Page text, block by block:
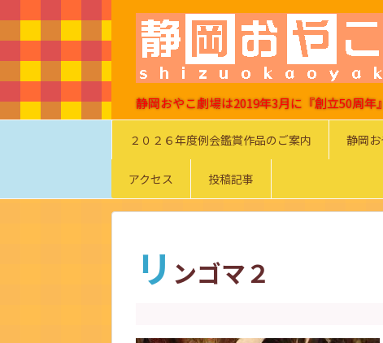
静岡おやこ劇場は2019年3月に『創立50周
２０２６年度例会鑑賞作品のご案内 静岡
アクセス 投稿記事
リ ンゴマ２